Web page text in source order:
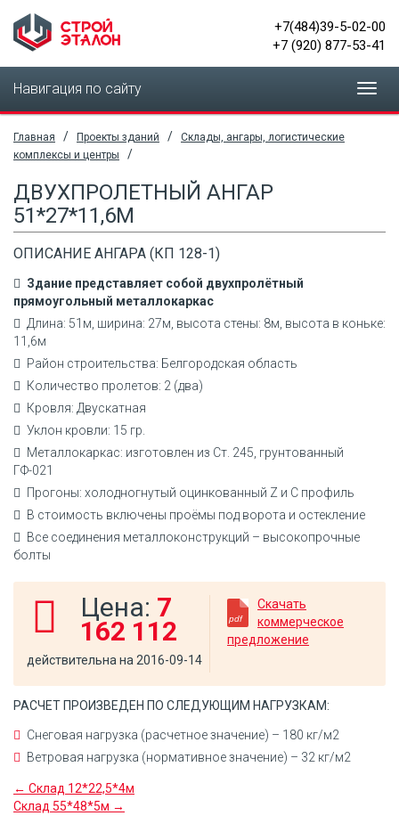
+7(484)39-5-02-00
+7 (920) 877-53-41
Навигация по сайту
Главная / Проекты зданий / Склады, ангары, логистические
комплексы и центры
/
ДВУХПРОЛЕТНЫЙ АНГАР
51*27*11,6М
ОПИСАНИЕ АНГАРА (КП 128-1)
Здание представляет собой двухпролётный
прямоугольный металлокаркас
Длина: 51м, ширина: 27м, высота стены: 8м, высота в коньке:
11,6м
Район строительства: Белгородская область
Количество пролетов: 2 (два)
Кровля: Двускатная
Уклон кровли: 15 гр.
Металлокаркас: изготовлен из Ст. 245, грунтованный
ГФ-021
Прогоны: холодногнутый оцинкованный Z и C профиль
В стоимость включены проёмы под ворота и остекление
Все соединения металлоконструкций – высокопрочные
болты
Цена: 7
162 112
действительна на 2016-09-14
Скачать
коммерческое
предложение
РАСЧЕТ ПРОИЗВЕДЕН ПО СЛЕДУЮЩИМ НАГРУЗКАМ:
Снеговая нагрузка (расчетное значение) – 180 кг/м2
Ветровая нагрузка (нормативное значение) – 32 кг/м2
← Склад 12*22,5*4м
Склад 55*48*5м →